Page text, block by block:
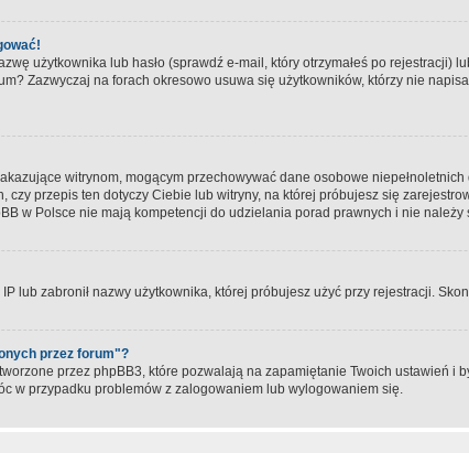
użytkownika lub hasło (sprawdź e-mail, który otrzymałeś po
Zazwyczaj na forach okresowo usuwa się użytkowników, którzy nie
witrynom, mogącym przechowywać dane osobowe
przepis ten dotyczy Ciebie lub witryny, na której próbujesz się
w Polsce nie mają kompetencji do udzielania porad prawnych i nie należy
lub zabronił nazwy użytkownika, której próbujesz użyć przy rejestracji.
przez forum"?
przez phpBB3, które pozwalają na zapamiętanie Twoich ustawień
w przypadku problemów z zalogowaniem lub wylogowaniem się.